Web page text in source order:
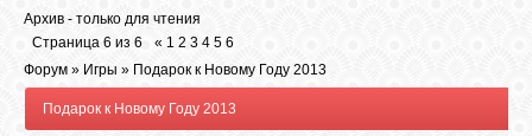
БЛОГ
ФОРУМ
Архив - только для чтения
Страница 6 из 6 « 1 2 3 4 5 6
Форум » Игры » Подарок к Новому Году 2013
Подарок к Новому Году 2013